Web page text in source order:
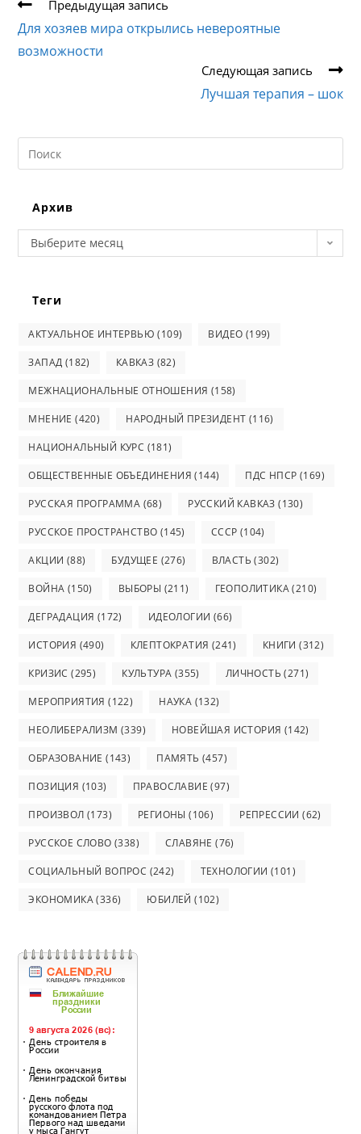
статьи
Предыдущая запись
Для хозяев мира открылись невероятные
возможности
Следующая запись
Лучшая терапия – шок
Search
this
Архив
Архив
Выберите месяц
Теги
АКТУАЛЬНОЕ ИНТЕРВЬЮ (109) ВИДЕО (199)
ЗАПАД (182) КАВКАЗ (82)
МЕЖНАЦИОНАЛЬНЫЕ ОТНОШЕНИЯ (158)
МНЕНИЕ (420) НАРОДНЫЙ ПРЕЗИДЕНТ (116)
НАЦИОНАЛЬНЫЙ КУРС (181)
ОБЩЕСТВЕННЫЕ ОБЪЕДИНЕНИЯ (144) ПДС НПСР (169)
РУССКАЯ ПРОГРАММА (68) РУССКИЙ КАВКАЗ (130)
РУССКОЕ ПРОСТРАНСТВО (145) СССР (104)
АКЦИИ (88) БУДУЩЕЕ (276) ВЛАСТЬ (302)
ВОЙНА (150) ВЫБОРЫ (211) ГЕОПОЛИТИКА(210)
ДЕГРАДАЦИЯ (172) ИДЕОЛОГИИ (66)
ИСТОРИЯ (490) КЛЕПТОКРАТИЯ (241) КНИГИ (312)
КРИЗИС (295) КУЛЬТУРА (355) ЛИЧНОСТЬ (271)
МЕРОПРИЯТИЯ (122) НАУКА (132)
НЕОЛИБЕРАЛИЗМ (339) НОВЕЙШАЯ ИСТОРИЯ (142)
ОБРАЗОВАНИЕ (143) ПАМЯТЬ (457)
ПОЗИЦИЯ (103) ПРАВОСЛАВИЕ (97)
ПРОИЗВОЛ (173) РЕГИОНЫ (106) РЕПРЕССИИ (62)
РУССКОЕ СЛОВО (338) СЛАВЯНЕ (76)
СОЦИАЛЬНЫЙ ВОПРОС (242) ТЕХНОЛОГИИ (101)
ЭКОНОМИКА(336) ЮБИЛЕЙ (102)